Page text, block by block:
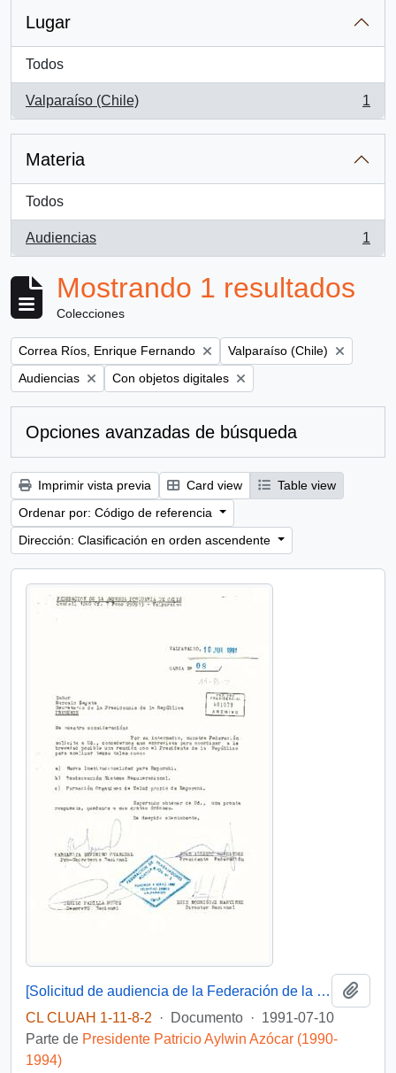
Lugar
Todos
Valparaíso (Chile)
, 1 resultados
1
Materia
Todos
Audiencias
, 1 resultados
1
Mostrando 1 resultados
Colecciones
Remove filter:
Correa Ríos, Enrique Fernando Remove filter:
Valparaíso (Chile)
Remove filter:
Audiencias Remove filter:
Con objetos digitales
Opciones avanzadas de búsqueda
Imprimir vista previa Card view
Table view
Ordenar por: Código de referencia
Dirección: Clasificación en orden ascendente
[Solicitud de audiencia de la Federación de la Empresa Portuaria de Chile ]
CL CLUAH 1-11-8-2
· Documento · 1991-07-10
Parte de Presidente Patricio Aylwin Azócar (1990-
1994)